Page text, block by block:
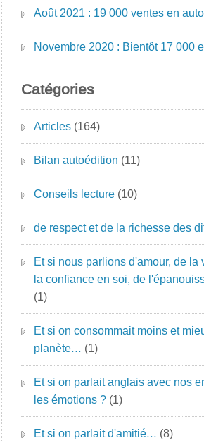
Août 2021 : 19 000 ventes en
Novembre 2020 : Bientôt 17 000
Catégories
Articles (164)
Bilan autoédition (11)
Conseils lecture (10)
de respect et de la richesse des
Et si nous parlions d'amour, de la
la confiance en soi, de
(1)
Et si on consommait moins et
planète… (1)
Et si on parlait anglais avec nos
les émotions ? (1)
Et si on parlait d'amitié… (8)